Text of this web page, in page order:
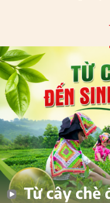
Từ cây chè